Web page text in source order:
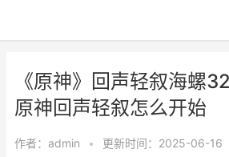
《原神》回声轻叙海螺
原神回声轻叙怎么开始
作者： admin • 更新时间：2025-06-16